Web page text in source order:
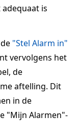
is
"Stel Alarm in"
vervolgens het
de
aftelling. Dit
in de
"Mijn Alarmen"-